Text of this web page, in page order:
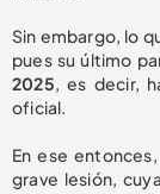
Sin embargo, lo
pues su último
2025, es decir,
oficial.
En ese
grave lesión,